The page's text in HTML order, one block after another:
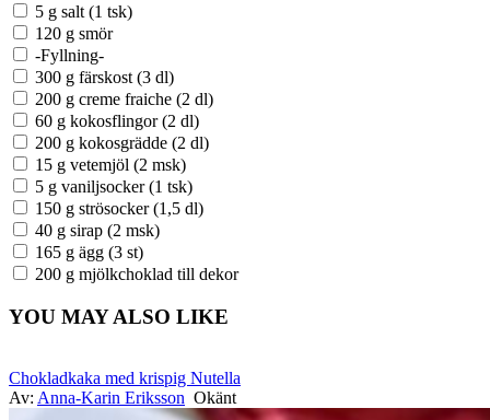
5 g salt (1 tsk)
120 g smör
-Fyllning-
300 g färskost (3 dl)
200 g creme fraiche (2 dl)
60 g kokosflingor (2 dl)
200 g kokosgrädde (2 dl)
15 g vetemjöl (2 msk)
5 g vaniljsocker (1 tsk)
150 g strösocker (1,5 dl)
40 g sirap (2 msk)
165 g ägg (3 st)
200 g mjölkchoklad till dekor
YOU MAY ALSO LIKE
Chokladkaka med krispig Nutella
Av: Anna-Karin Eriksson Okänt